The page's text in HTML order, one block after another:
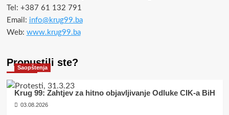
Tel: +387 61 132 791
Email: info@krug99.ba
Web: www.krug99.ba
Propustili ste?
Saopštenja
Krug 99: Zahtjev za hitno objavljivanje Odluke CIK-a BiH
03.08.2026